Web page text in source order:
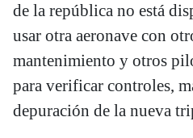
de la república no está
usar otra aeronave con
mantenimiento y otros
para verificar controles,
depuración de la nueva